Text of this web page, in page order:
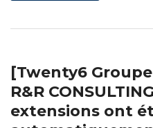
[Twenty6 Groupe
R&R
extensions ont